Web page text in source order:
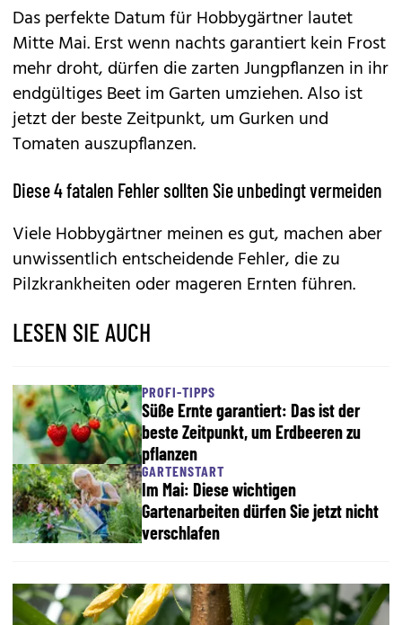
Das perfekte Datum für Hobbygärtner lautet
Mitte Mai. Erst wenn nachts garantiert kein Frost
mehr droht, dürfen die zarten Jungpflanzen in ihr
endgültiges Beet im Garten umziehen. Also ist
jetzt der beste Zeitpunkt, um Gurken und
Tomaten auszupflanzen.
Diese 4 fatalen Fehler sollten Sie unbedingt vermeiden
Viele Hobbygärtner meinen es gut, machen aber
unwissentlich entscheidende Fehler, die zu
Pilzkrankheiten oder mageren Ernten führen.
LESEN SIE AUCH
PROFI-TIPPS
Süße Ernte garantiert: Das ist der
beste Zeitpunkt, um Erdbeeren zu
pflanzen
GARTENSTART
Im Mai: Diese wichtigen
Gartenarbeiten dürfen Sie jetzt nicht
verschlafen